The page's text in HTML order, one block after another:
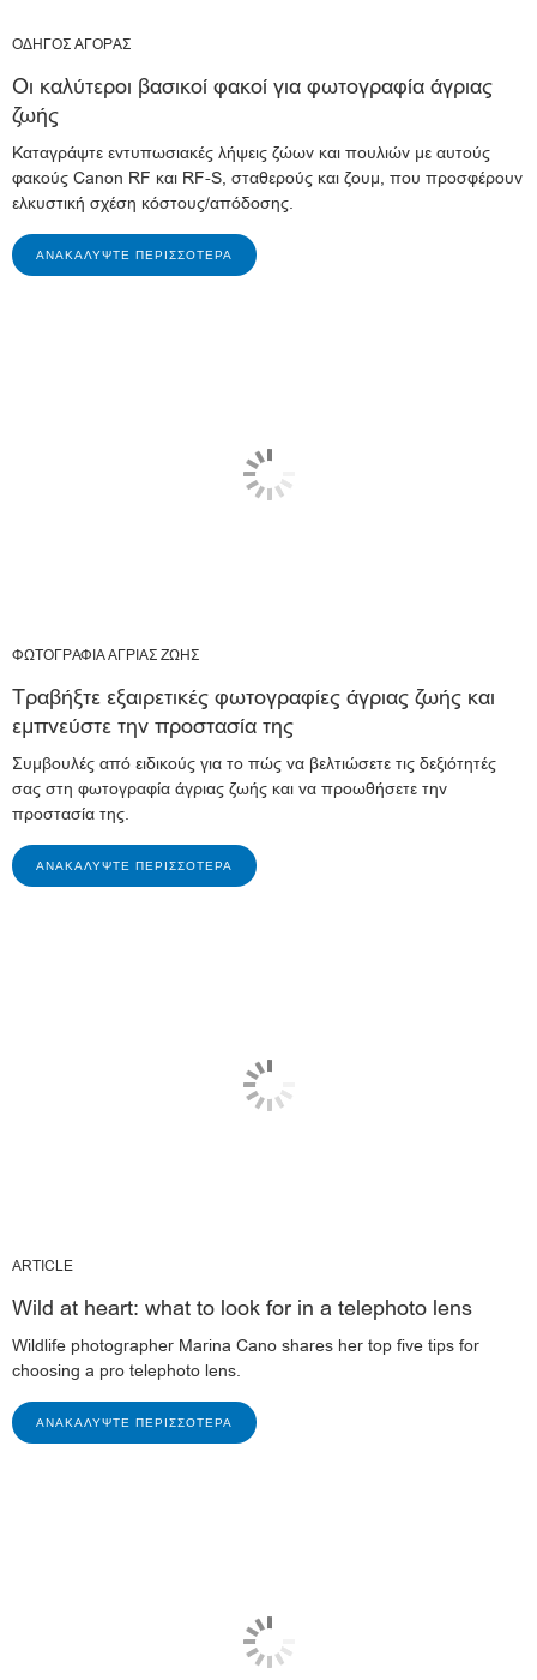
ΟΔΗΓΟΣ ΑΓΟΡΑΣ
Οι καλύτεροι βασικοί φακοί για φωτογραφία άγριας
ζωής
Καταγράψτε εντυπωσιακές λήψεις ζώων και πουλιών με αυτούς
φακούς Canon RF και RF-S, σταθερούς και ζουμ, που προσφέρουν
ελκυστική σχέση κόστους/απόδοσης.
ΑΝΑΚΑΛΎΨΤΕ ΠΕΡΙΣΣΌΤΕΡΑ
ΦΩΤΟΓΡΑΦΙΑ ΑΓΡΙΑΣ ΖΩΗΣ
Τραβήξτε εξαιρετικές φωτογραφίες άγριας ζωής και
εμπνεύστε την προστασία της
Συμβουλές από ειδικούς για το πώς να βελτιώσετε τις δεξιότητές
σας στη φωτογραφία άγριας ζωής και να προωθήσετε την
προστασία της.
ΑΝΑΚΑΛΎΨΤΕ ΠΕΡΙΣΣΌΤΕΡΑ
ARTICLE
Wild at heart: what to look for in a telephoto lens
Wildlife photographer Marina Cano shares her top five tips for
choosing a pro telephoto lens.
ΑΝΑΚΑΛΎΨΤΕ ΠΕΡΙΣΣΌΤΕΡΑ